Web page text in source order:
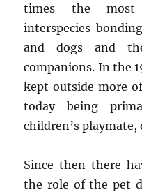
times the most
interspecies
and dogs and
companions. In the
kept outside more
today being
children’s
Since then there
the role of the pet